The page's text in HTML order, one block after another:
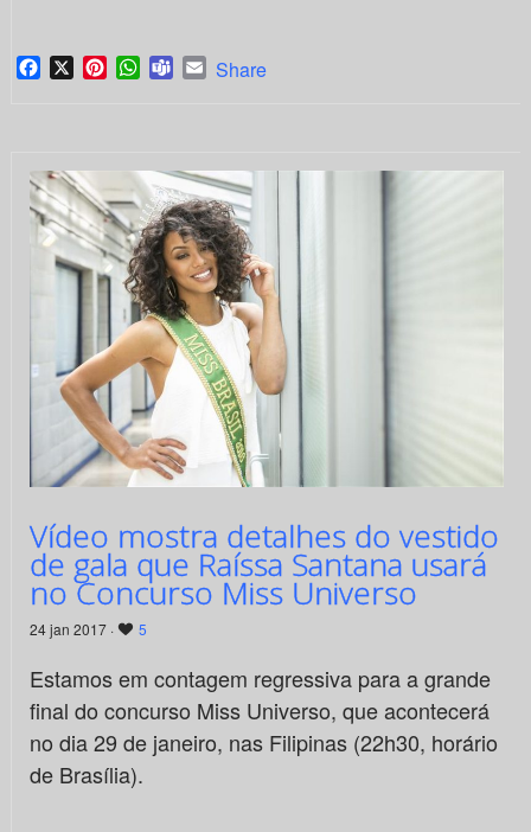
Facebook
X PinterestWhatsApp
TeamsEmail
Share
Vídeo mostra detalhes do vestido
de gala que Raíssa Santana usará
no Concurso Miss Universo
24 jan 2017 · 5
Estamos em contagem regressiva para a grande
final do concurso Miss Universo, que acontecerá
no dia 29 de janeiro, nas Filipinas (22h30, horário
de Brasília).